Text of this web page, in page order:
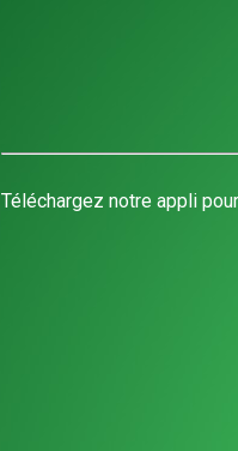
Téléchargez notre appli